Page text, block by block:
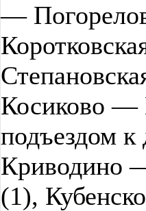
—
Косиково
подъездом
Криводино
(1),